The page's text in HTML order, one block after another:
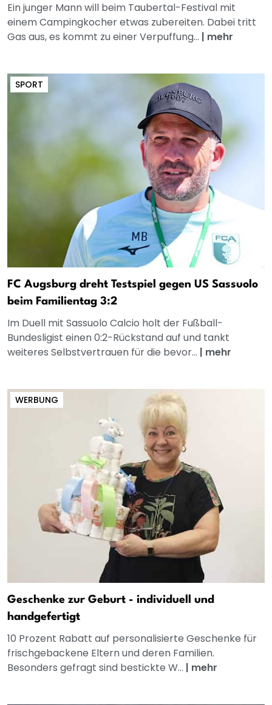
Ein junger Mann will beim Taubertal-Festival mit
einem Campingkocher etwas zubereiten. Dabei tritt
Gas aus, es kommt zu einer Verpuffung... | mehr
SPORT
FC Augsburg dreht Testspiel gegen US Sassuolo
beim Familientag 3:2
Im Duell mit Sassuolo Calcio holt der Fußball-
Bundesligist einen 0:2-Rückstand auf und tankt
weiteres Selbstvertrauen für die bevor... | mehr
WERBUNG
Geschenke zur Geburt - individuell und
handgefertigt
10 Prozent Rabatt auf personalisierte Geschenke für
frischgebackene Eltern und deren Familien.
Besonders gefragt sind bestickte W... | mehr